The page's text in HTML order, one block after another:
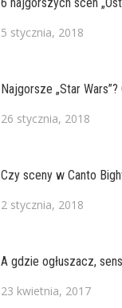
5 stycznia, 2018
Najgorsze „Star
26 stycznia, 2018
Czy sceny w Canto
2 stycznia, 2018
A gdzie ogłuszacz,
23 kwietnia, 2017